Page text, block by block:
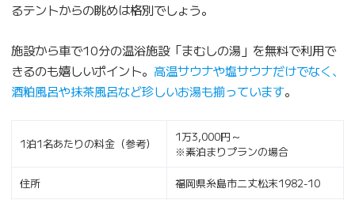
るテントからの眺めは格別でしょう。
施設から車で10分の温浴施設「まむしの湯」を無料で利用で
きるのも嬉しいポイント。 高温サウナや塩サウナだけでなく、
酒粕風呂や抹茶風呂など珍しいお湯も揃っています。
1泊1名あたりの料金（参考）
1万3,000円～
※素泊まりプランの場合
住所 福岡県糸島市二丈松末1982-10